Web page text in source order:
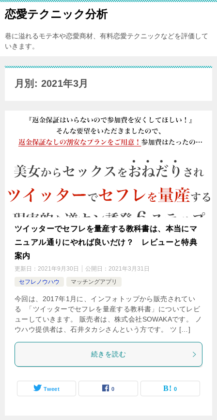
恋愛テクニック分析
巷に溢れるモテ本や恋愛商材、有料恋愛テクニックなどを評価して
いきます。
月別: 2021年3月
ツイッターでセフレを量産する教科書は、本当にマ
ニュアル通りにやれば良いだけ？ レビューと特典
案内
更新日： 2021年9月30日 公開日： 2021年3月31日
セフレノウハウ
マッチングアプリ
今回は、2017年1月に、インフォトップから販売されてい
る 「ツイッターでセフレを量産する教科書」についてレビ
ューしていきます。 販売者は、株式会社SOWAKAです。 ノ
ウハウ提供者は、石井タカシさんという方です。 ツ […]
続きを読む
Tweet 0 0